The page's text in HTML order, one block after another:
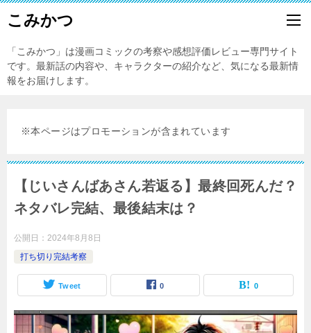
こみかつ
「こみかつ」は漫画コミックの考察や感想評価レビュー専門サイト
です。最新話の内容や、キャラクターの紹介など、気になる最新情
報をお届けします。
※本ページはプロモーションが含まれています
【じいさんばあさん若返る】最終回死んだ？
ネタバレ完結、最後結末は？
公開日： 2024年8月8日
打ち切り完結考察
Tweet 0 0